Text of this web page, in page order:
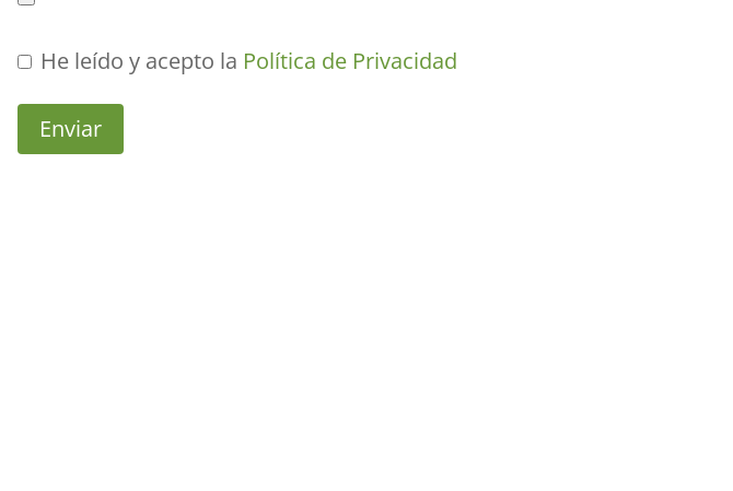
He leído y acepto la Política de Privacidad
Enviar